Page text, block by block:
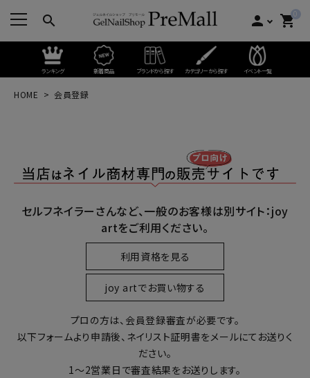
search person 0
shopping_cart
ランキング 新着商品 ブランドから探す カテゴリーから探す イベント一覧
HOME 会員登録
セルフネイラーさんなど、一般のお客様は別サイト：joy
artをご利用ください。
利用資格を見る
joy artでお買い物する
プロの方は、会員登録審査が必要です。
以下フォームより申請後、ネイリスト証明書をメールにてお送りく
ださい。
1～2営業日で審査結果をお送りします。